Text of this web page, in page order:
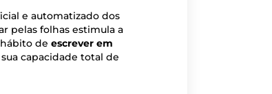
e automatizado dos
pelas folhas estimula a
de escrever em
capacidade total de